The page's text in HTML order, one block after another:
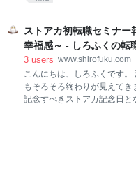
かれているはずなので、不明
載してもらいます。 会社に
する
がうまくいかない場合 一般
れは退職したい日の１カ月
です。これは会社毎に、就業
すので、確認してみてくださ
らは確認必須です。 １カ月
月末という場合、２月末まで
があります。となると内定は
ストアカ初転職セミナ
幸福感～ - しろふくの転
3 users www.shirofuku.com
こんにちは、しろふくです
もそろそろ終わりが見えてき
記念すべきストアカ記念日と